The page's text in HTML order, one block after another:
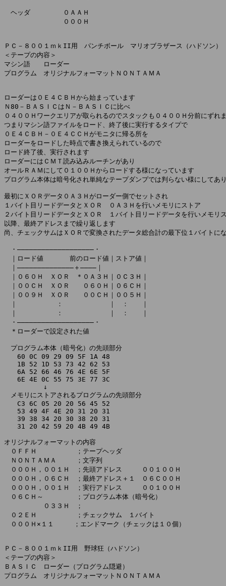
ヘッダ　　　　　０ＡＡＨ
０００Ｈ
ＰＣ－８００１ｍｋII用　パンチボール　マリオブラザース（ハドソン）
＜テープの内容＞
マシン語　　ローダー
プログラム　オリジナルフォーマットＮＯＮＴＡＭＡ
ローダーは０Ｅ４ＣＢＨから始まっています
Ｎ80－ＢＡＳＩＣはＮ－ＢＡＳＩＣに比べ
０４００Ｈワークエリアが取られるのでスタックも０４００Ｈ分前にずれ
つまりマシン語ファイルをロード、終了後に実行するタイプで
０Ｅ４ＣＢＨ－０Ｅ４ＣＣＨがモニタに帰る所を
ローダーをロードした時点で書き換えられているので
ロード終了後、実行されます
ローダーにはＣＭＴ読み込みルーチンがあり
オールＲＡＭにして０１００Ｈからロードする様になっています
プログラム本体は暗号化され単純なテープダンプでは判らない様にしてあ
最初にＸＯＲデータ０Ａ３Ｈがローダー側でセットされ
１バイト目リードデータとＸＯＲ　０Ａ３Ｈを行いメモリにストア
２バイト目リードデータとＸＯＲ　１バイト目リードデータを行いメモリ
以降、最終アドレスまで繰り返します
尚、チェックサムはＸＯＲで変換されたデータ総合計の最下位１バイトに
・―――――――――――――――――――・
｜ロード値　　　　前のロード値｜ストア値｜
｜――――――――――――――＋――――｜
｜０６０Ｈ　ＸＯＲ　＊０Ａ３Ｈ｜０Ｃ３Ｈ｜
｜００ＣＨ　ＸＯＲ　　０６０Ｈ｜０６ＣＨ｜
｜００９Ｈ　ＸＯＲ　　００ＣＨ｜００５Ｈ｜
｜　　　　　　：　　　　　　　｜　：　　｜
｜　　　　　　：　　　　　　　｜　：　　｜
・―――――――――――――――――――・
＊ローダーで設定された値
プログラム本体（暗号化）の先頭部分
60 0C 09 29 09 5F 1A 48
1B 52 1D 53 73 42 62 53
6A 52 66 46 76 4E 6E 5F
6E 4E 0C 55 75 3E 77 3C
↓
メモリにストアされるプログラムの先頭部分
C3 6C 05 20 20 56 45 52
53 49 4F 4E 20 31 20 31
39 38 34 20 30 38 20 31
31 20 42 59 20 4B 49 4B
オリジナルフォーマットの内容
０ＦＦＨ　　　　　　；テープヘッダ
ＮＯＮＴＡＭＡ　　　；文字列
０００Ｈ，００１Ｈ　；先頭アドレス　　　００１００Ｈ
０００Ｈ，０６ＣＨ　；最終アドレス＋１　０６Ｃ００Ｈ
０００Ｈ，００１Ｈ　；実行アドレス　　　００１００Ｈ
０６ＣＨ～　　　　　；プログラム本体（暗号化）
０３３Ｈ　；
０２ＥＨ　　　　　　；チェックサム　１バイト
０００Ｈ×１１　　　；エンドマーク（チェックは１０個）
ＰＣ－８００１ｍｋII用　野球狂（ハドソン）
＜テープの内容＞
ＢＡＳＩＣ　ローダー（プログラム隠避）
プログラム　オリジナルフォーマットＮＯＮＴＡＭＡ